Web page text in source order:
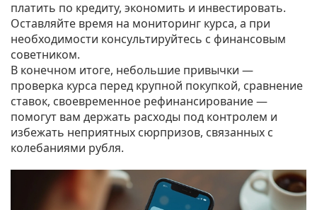
платить по кредиту, экономить и инвестировать.
Оставляйте время на мониторинг курса, а при
необходимости консультируйтесь с финансовым
советником.
В конечном итоге, небольшие привычки —
проверка курса перед крупной покупкой, сравнение
ставок, своевременное рефинансирование —
помогут вам держать расходы под контролем и
избежать неприятных сюрпризов, связанных с
колебаниями рубля.